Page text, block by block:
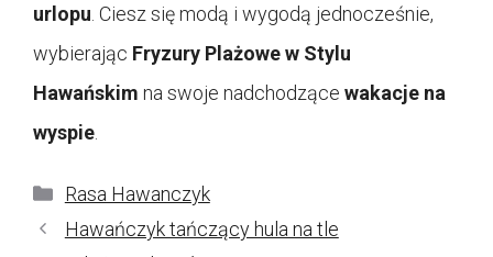
urlopu . Ciesz się modą i wygodą jednocześnie,
wybierając Fryzury Plażowe w Stylu
Hawańskim na swoje nadchodzące wakacje na
wyspie
Kategorie
Rasa Hawanczyk
Hawańczyk tańczący hula na tle